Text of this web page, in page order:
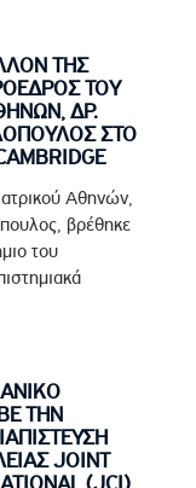
ΤΗΣ
ΤΟΥ
ΔΡ.
ΣΤΟ
Αθηνών,
βρέθηκε
του
ΤΗΝ
JOINT
(JCI)